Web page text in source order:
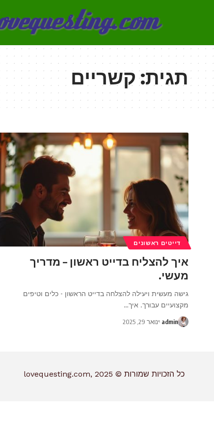
תגית:קשריים
דייטים ראשונים
איך להצליח בדייט ראשון – מדריך
מעשי.
גישה מעשית ויעילה להצלחה בדייט הראשון - כלים וטיפים
מקצועיים עבורך. איך…
admin ינואר 29, 2025
כל הזכויות שמורות © lovequesting.com, 2025